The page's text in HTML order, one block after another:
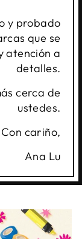
y probado
que se
atención a
detalles.
cerca de
ustedes.
Con cariño,
Ana Lu